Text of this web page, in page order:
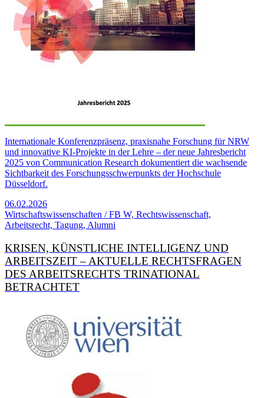
Internationale Konferenzpräsenz, praxisnahe Forschung für NRW
und innovative KI-Projekte in der Lehre – der neue Jahresbericht
2025 von Communication Research dokumentiert die wachsende
Sichtbarkeit des Forschungsschwerpunkts der Hochschule
Düsseldorf.
06.02.2026
Wirtschaftswissenschaften / FB W, Rechtswissenschaft,
Arbeitsrecht, Tagung, Alumni
KRISEN, KÜNSTLICHE INTELLI­GENZ UND
ARBEITS­ZEIT – AKTUELLE RECHTS­FRAGEN
DES ARBEITS­RECHTS TRINATIONAL
BETRACHTET